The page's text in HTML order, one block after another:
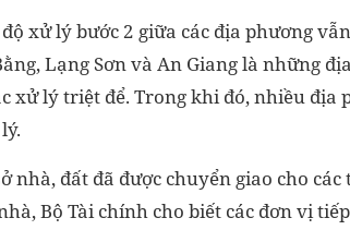
xử lý bước 2 giữa các địa phương
Lạng Sơn và An Giang là những
xử lý triệt để. Trong khi đó, nhiều địa
nhà, đất đã được chuyển giao cho
Bộ Tài chính cho biết các đơn vị